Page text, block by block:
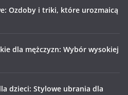
Ozdoby i triki, które urozmaicą
dla mężczyzn: Wybór wysokiej
dzieci: Stylowe ubrania dla